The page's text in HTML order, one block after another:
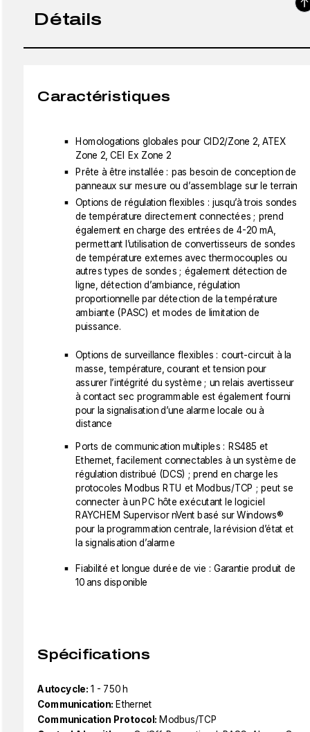
Détails
Caractéristiques
Homologations globales pour CID2/Zone 2, ATEX
Zone 2, CEI Ex Zone 2
Prête à être installée : pas besoin de conception de
panneaux sur mesure ou d’assemblage sur le terrain
Options de régulation flexibles : jusqu’à trois sondes
de température directement connectées ; prend
également en charge des entrées de 4-20 mA,
permettant l’utilisation de convertisseurs de sondes
de température externes avec thermocouples ou
autres types de sondes ; également détection de
ligne, détection d’ambiance, régulation
proportionnelle par détection de la température
ambiante (PASC) et modes de limitation de
puissance.
Options de surveillance flexibles : court-circuit à la
masse, température, courant et tension pour
assurer l’intégrité du système ; un relais avertisseur
à contact sec programmable est également fourni
pour la signalisation d’une alarme locale ou à
distance
Ports de communication multiples : RS485 et
Ethernet, facilement connectables à un système de
régulation distribué (DCS) ; prend en charge les
protocoles Modbus RTU et Modbus/TCP ; peut se
connecter à un PC hôte exécutant le logiciel
RAYCHEM Supervisor nVent basé sur Windows®
pour la programmation centrale, la révision d’état et
la signalisation d’alarme
Fiabilité et longue durée de vie : Garantie produit de
10 ans disponible
Spécifications
Autocycle: 1 - 750 h
Communication: Ethernet
Communication Protocol: Modbus/TCP